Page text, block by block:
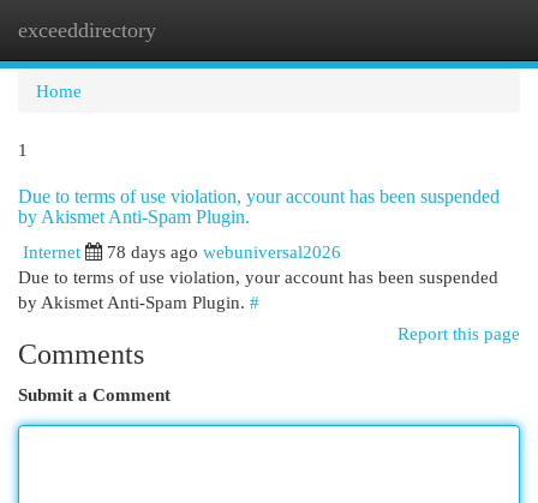
exceeddirectory
Home
1
Due to terms of use violation, your account has been suspended
by Akismet Anti-Spam Plugin.
Internet
78 days ago webuniversal2026
Due to terms of use violation, your account has been suspended
by Akismet Anti-Spam Plugin. #
Report this page
Comments
Submit a Comment